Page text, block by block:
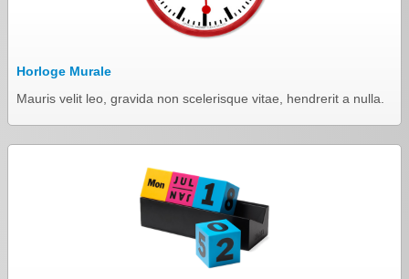
Horloge Murale
Mauris velit leo, gravida non scelerisque vitae, hendrerit a nulla.